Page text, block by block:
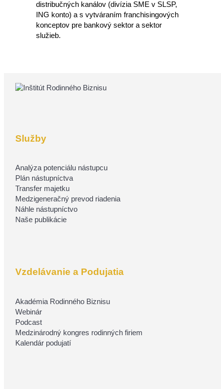
distribučných kanálov (divízia SME v SLSP,
ING konto) a s vytváraním franchisingových
konceptov pre bankový sektor a sektor
služieb.
Služby
Analýza potenciálu nástupcu
Plán nástupníctva
Transfer majetku
Medzigeneračný prevod riadenia
Náhle nástupníctvo
Naše publikácie
Vzdelávanie a Podujatia
Akadémia Rodinného Biznisu
Webinár
Podcast
Medzinárodný kongres rodinných firiem
Kalendár podujatí